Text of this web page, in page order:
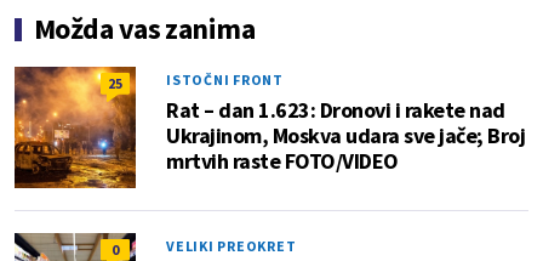
Možda vas zanima
25 ISTOČNI FRONT
Rat – dan 1.623: Dronovi i rakete nad
Ukrajinom, Moskva udara sve jače; Broj
mrtvih raste FOTO/VIDEO
0 VELIKI PREOKRET